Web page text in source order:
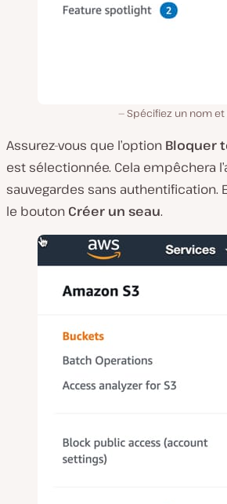
Spécifiez un nom
Assurez-vous que l’option Bloquer
est sélectionnée. Cela empêchera
sauvegardes sans authentification.
le bouton Créer un seau.